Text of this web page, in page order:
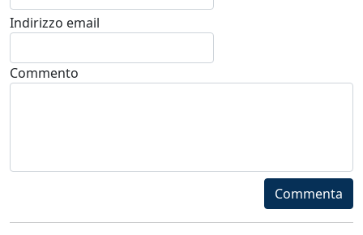
Indirizzo email
Commento
Commenta